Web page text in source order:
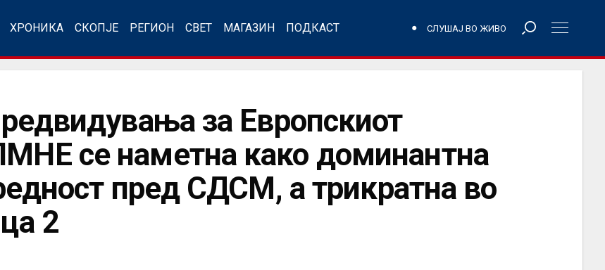
ХРОНИКА СКОПЈЕ РЕГИОН СВЕТ МАГАЗИН ПОДКАСТ СЛУШАЈ ВО ЖИВО
за Европскиот
се наметна како доминантна
пред СДСМ, а трикратна во
2